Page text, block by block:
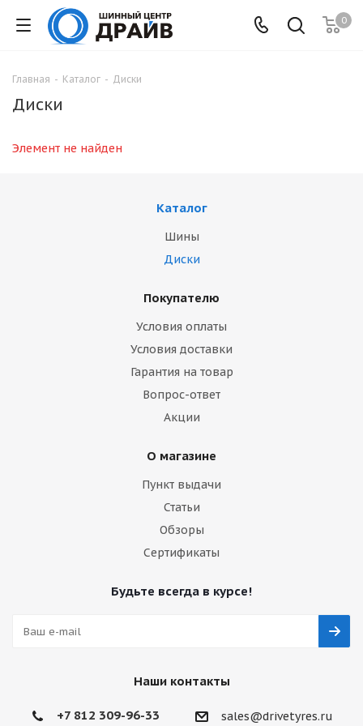
0
Главная - Каталог - Диски
Диски
Элемент не найден
Каталог
Шины
Диски
Покупателю
Условия оплаты
Условия доставки
Гарантия на товар
Вопрос-ответ
Акции
О магазине
Пункт выдачи
Статьи
Обзоры
Сертификаты
Будьте всегда в курсе!
Наши контакты
+7 812 309-96-33 sales@drivetyres.ru